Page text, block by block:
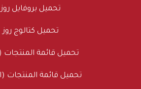
تحميل بروفايل روز
تحميل كتالوج روز
تحميل قائمة المنتجات (pdf)
تحميل قائمة المنتجات (excel)